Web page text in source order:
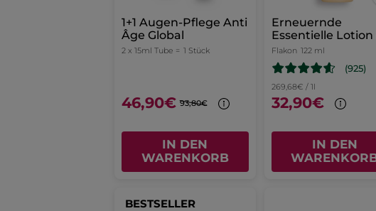
1+1 Augen-Pflege Anti
Âge Global
2 x 15ml Tube = 1 Stück
46,90€ 93,80€
IN DEN
WARENKORB
Erneuernde
Essentielle
mehr Glow
Flakon 122 ml
(925)
269,68€ / 1l
32,90€
IN DEN
BESTSELLER